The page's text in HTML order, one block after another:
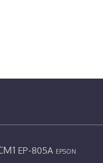
EP-805A EPSON